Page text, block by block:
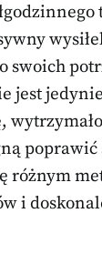
swoich
jest
poprawić
różnym
i